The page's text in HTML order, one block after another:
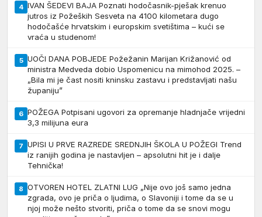
4 IVAN ŠEDEVI BAJA Poznati hodočasnik-pješak krenuo
jutros iz Požeških Sesveta na 4100 kilometara dugo
hodočašće hrvatskim i europskim svetištima – kući se
vraća u studenom!
5 UOČI DANA POBJEDE Požežanin Marijan Križanović od
ministra Medveda dobio Uspomenicu na mimohod 2025. –
„Bila mi je čast nositi kninsku zastavu i predstavljati našu
županiju”
6 POŽEGA Potpisani ugovori za opremanje hladnjače vrijedni
3,3 milijuna eura
7 UPISI U PRVE RAZREDE SREDNJIH ŠKOLA U POŽEGI Trend
iz ranijih godina je nastavljen – apsolutni hit je i dalje
Tehnička!
8 OTVOREN HOTEL ZLATNI LUG „Nije ovo još samo jedna
zgrada, ovo je priča o ljudima, o Slavoniji i tome da se u
njoj može nešto stvoriti, priča o tome da se snovi mogu